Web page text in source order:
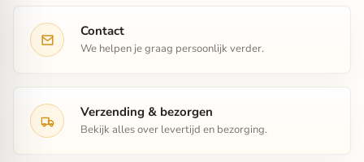
Contact
We helpen je graag persoonlijk verder.
Verzending & bezorgen
Bekijk alles over levertijd en bezorging.